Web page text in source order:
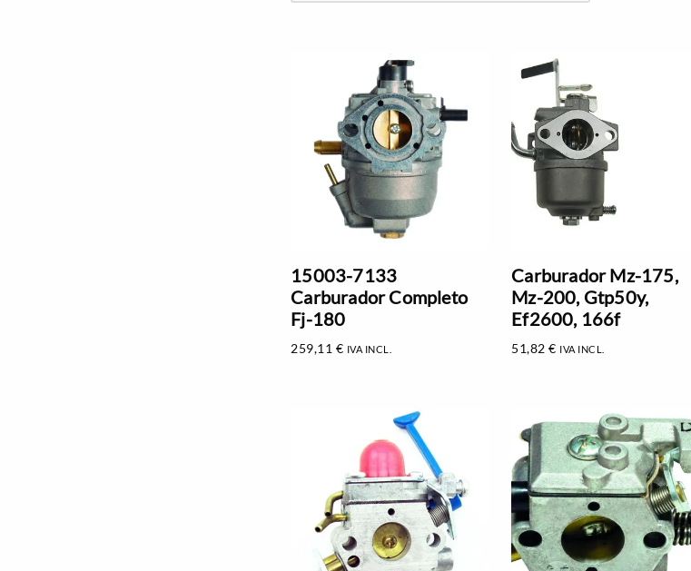
15003-7133
Carburador Completo
Fj-180
259,11 € IVA INCL.
Carburador Mz-175,
Mz-200, Gtp50y,
Ef2600, 166f
51,82€ IVA INCL.